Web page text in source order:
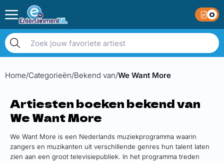
0
Home Categorieën Bekend van We Want More
Artiesten boeken bekend van
We Want More
We Want More is een Nederlands muziekprogramma waarin
zangers en muzikanten uit verschillende genres hun talent laten
zien aan een groot televisiepubliek. In het programma treden